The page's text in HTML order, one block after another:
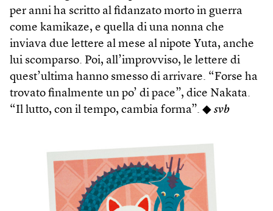
per anni ha scritto al fidanzato morto in guerra
come kamikaze, e quella di una nonna che
inviava due lettere al mese al nipote Yuta, anche
lui scomparso. Poi, all’improvviso, le lettere di
quest’ultima hanno smesso di arrivare. “Forse ha
trovato finalmente un po’ di pace”, dice Nakata.
“Il lutto, con il tempo, cambia forma”. ◆ svb